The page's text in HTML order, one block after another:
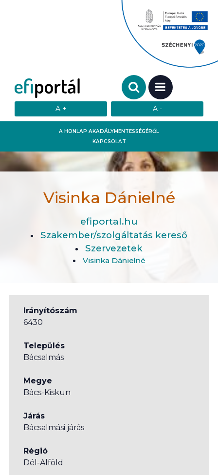
A HONLAP AKADÁLYMENTESSÉGÉRŐL
KAPCSOLAT
Keresendő szó:
MENÜ
Visinka Dánielné
efiportal.hu
Szakember/szolgáltatás kereső
Szervezetek
Visinka Dánielné
Irányítószám
6430
Település
Bácsalmás
Megye
Bács-Kiskun
Járás
Bácsalmási járás
Régió
Dél-Alföld